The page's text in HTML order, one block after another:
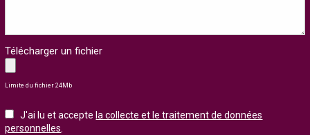
Télécharger un fichier
Limite du fichier 24Mb
J'ai lu et acceptela collecte et le traitement de données
personnelles